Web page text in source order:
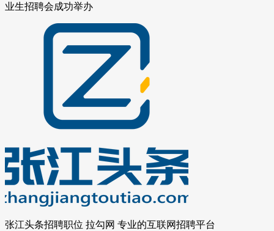
业生招聘会成功举办
张江头条招聘职位 拉勾网 专业的互联网招聘平台